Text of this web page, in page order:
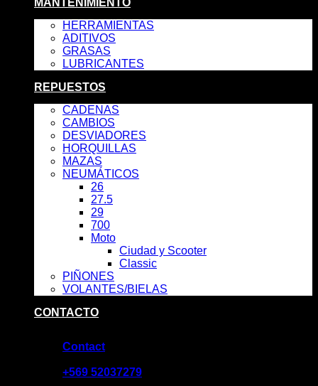
MANTENIMIENTO
HERRAMIENTAS
ADITIVOS
GRASAS
LUBRICANTES
REPUESTOS
CADENAS
CAMBIOS
DESVIADORES
HORQUILLAS
MAZAS
NEUMÁTICOS
26
27.5
29
700
Moto
Ciudad y Scooter
Classic
PIÑONES
VOLANTES/BIELAS
CONTACTO
Contact
+569 52037279